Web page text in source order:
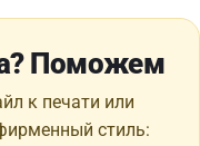
Поможем
к печати или
стиль: